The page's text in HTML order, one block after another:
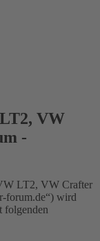
VW
-
LT2, VW Crafter
forum.de“) wird
folgenden